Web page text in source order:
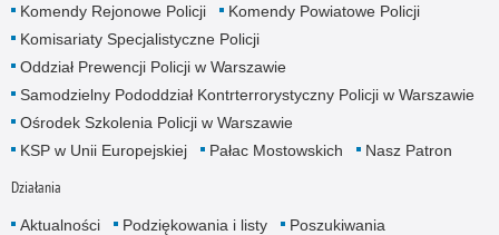
Komendy Rejonowe Policji
Komendy Powiatowe Policji
Komisariaty Specjalistyczne Policji
Oddział Prewencji Policji w Warszawie
Samodzielny Pododdział Kontrterrorystyczny Policji w Warszawie
Ośrodek Szkolenia Policji w Warszawie
KSP w Unii Europejskiej
Pałac Mostowskich Nasz Patron
Działania
Aktualności Podziękowania i listy
Poszukiwania